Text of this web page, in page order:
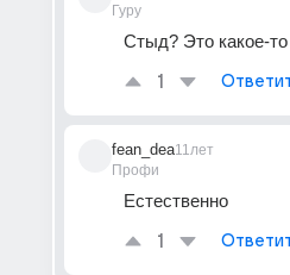
Гуру
Стыд? Это какое-
1
fean_dea
Профи
11лет
Естественно
1